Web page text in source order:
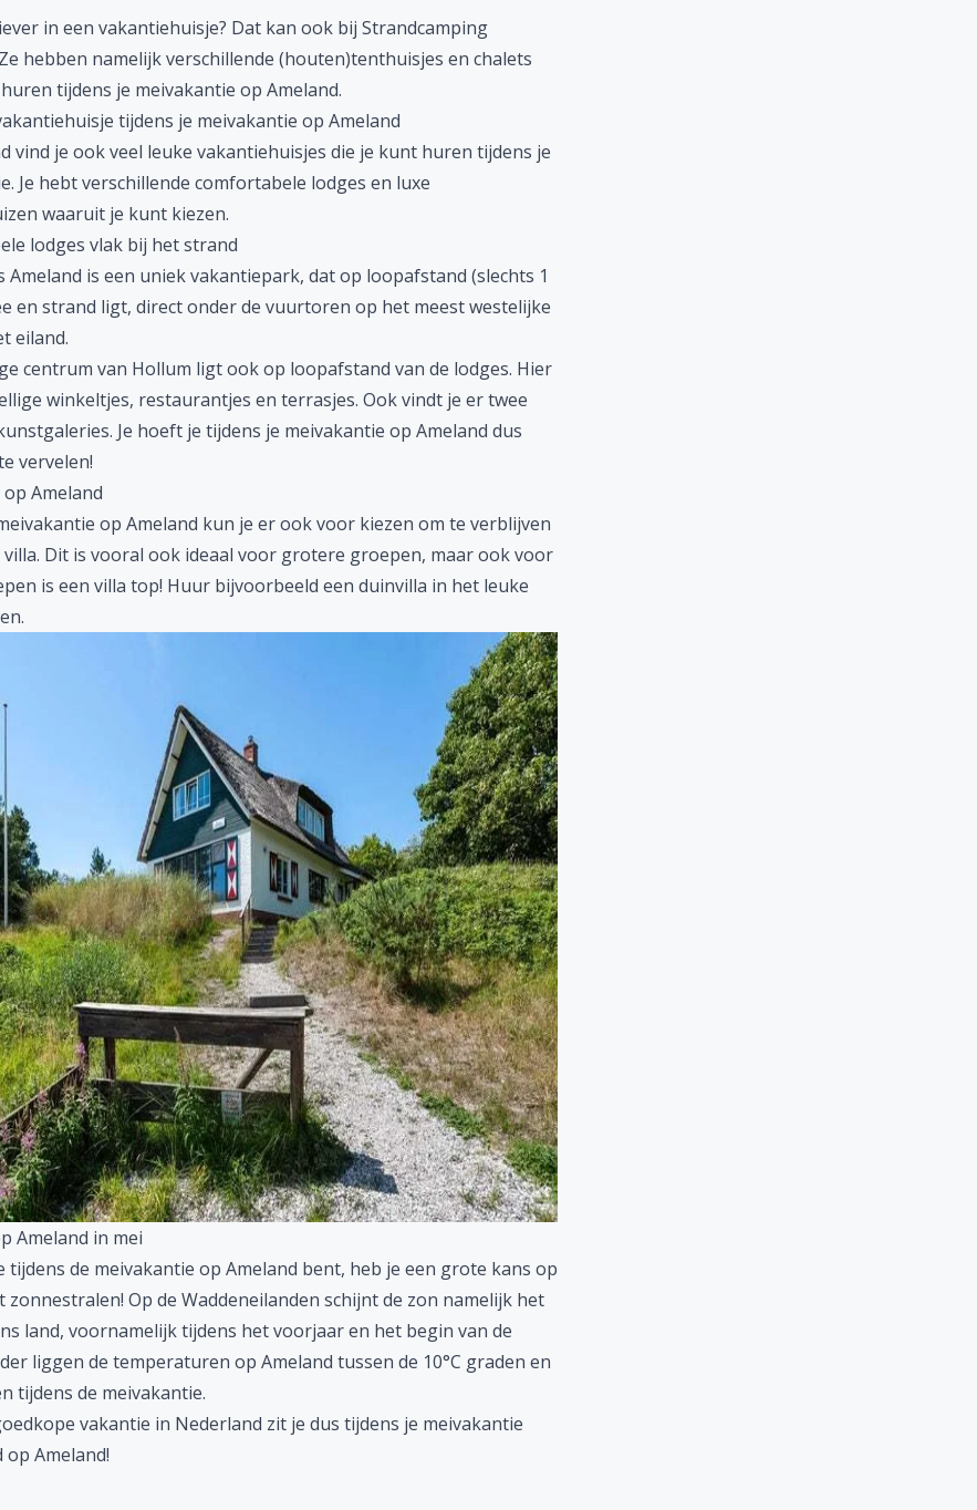
in een vakantiehuisje? Dat kan ook bij Strandcamping
hebben namelijk verschillende (houten)tenthuisjes en chalets
tijdens je meivakantie op Ameland.
tijdens je meivakantie op Ameland
vind je ook veel leuke vakantiehuisjes die je kunt huren tijdens je
Je hebt verschillende comfortabele lodges en luxe
waaruit je kunt kiezen.
lodges vlak bij het strand
Ameland is een uniek vakantiepark, dat op loopafstand (slechts 1
en strand ligt, direct onder de vuurtoren op het meest westelijke
eiland.
centrum van Hollum ligt ook op loopafstand van de lodges. Hier
winkeltjes, restaurantjes en terrasjes. Ook vindt je er twee
Je hoeft je tijdens je meivakantie op Ameland dus
vervelen!
Ameland
op Ameland kun je er ook voor kiezen om te verblijven
villa. Dit is vooral ook ideaal voor grotere groepen, maar ook voor
is een villa top! Huur bijvoorbeeld een duinvilla in het leuke
Ameland in mei
tijdens de meivakantie op Ameland bent, heb je een grote kans op
zonnestralen! Op de Waddeneilanden schijnt de zon namelijk het
land, voornamelijk tijdens het voorjaar en het begin van de
liggen de temperaturen op Ameland tussen de 10°C graden en
tijdens de meivakantie.
vakantie in Nederland zit je dus tijdens je meivakantie
op Ameland!